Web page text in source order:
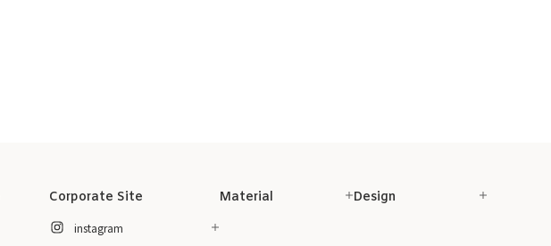
Corporate Site
instagram
Material Design